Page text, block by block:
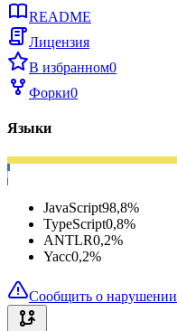
README
Лицензия
В избранном0
Форки0
Языки
JavaScript98,8%
TypeScript0,8%
ANTLR0,2%
Yacc0,2%
Сообщить о нарушении